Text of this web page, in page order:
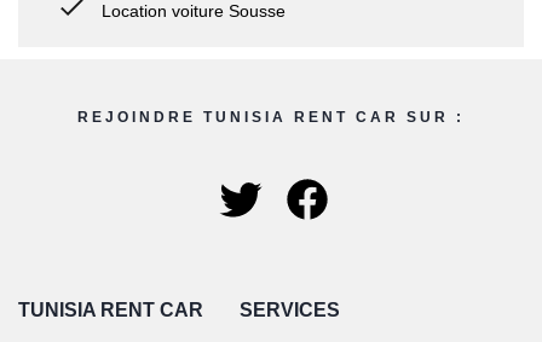
Location voiture Sousse
REJOINDRE TUNISIA RENT CAR SUR :
TUNISIA RENT CAR SERVICES